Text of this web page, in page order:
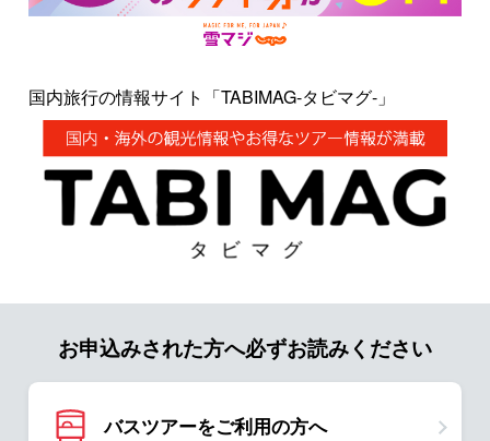
国内旅行の情報サイト「TABIMAG-タビマグ-」
お申込みされた方へ必ずお読みください
バスツアーをご利用の方へ